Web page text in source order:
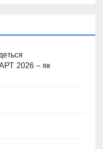
2026 – як